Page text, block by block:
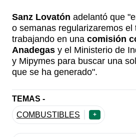
Sanz Lovatón adelantó que
o semanas regularizaremos el
trabajando en una comisión
Anadegas y el Ministerio de
y Mipymes para buscar una
que se ha generado".
TEMAS -
COMBUSTIBLES
+